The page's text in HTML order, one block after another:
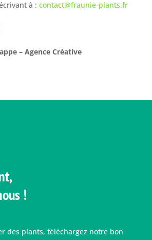
à : contact@fraunie-plants.fr
– Agence Créative
!
des plants, téléchargez notre bon